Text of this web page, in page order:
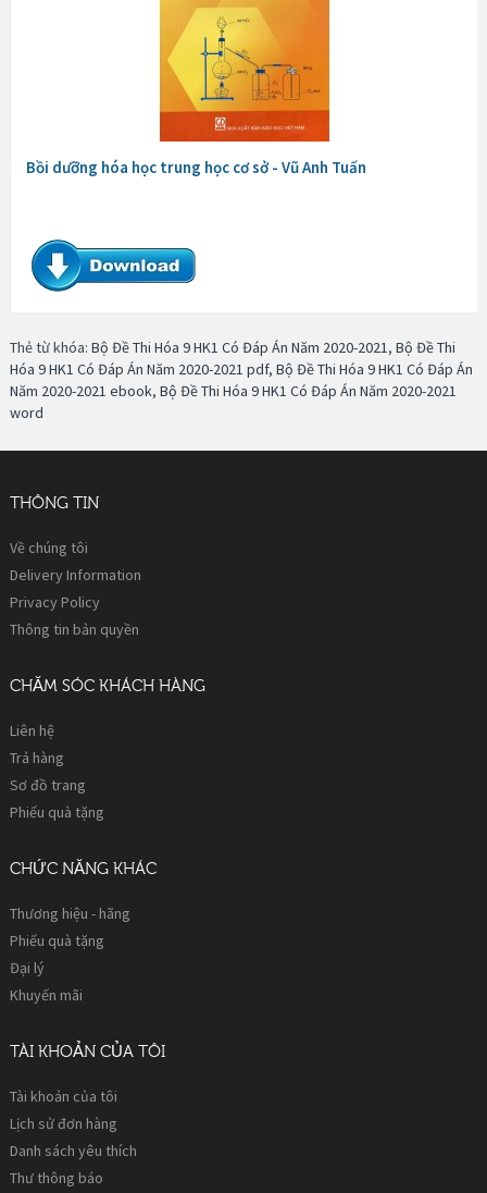
Bồi dưỡng hóa học trung học cơ sở - Vũ Anh Tuấn
Thẻ từ khóa: Bộ Đề Thi Hóa 9 HK1 Có Đáp Án Năm 2020-2021, Bộ Đề Thi
Hóa 9 HK1 Có Đáp Án Năm 2020-2021 pdf, Bộ Đề Thi Hóa 9 HK1 Có Đáp Án
Năm 2020-2021 ebook, Bộ Đề Thi Hóa 9 HK1 Có Đáp Án Năm 2020-2021
word
THÔNG TIN
Về chúng tôi
Delivery Information
Privacy Policy
Thông tin bản quyền
CHĂM SÓC KHÁCH HÀNG
Liên hệ
Trả hàng
Sơ đồ trang
Phiếu quà tặng
CHỨC NĂNG KHÁC
Thương hiệu - hãng
Phiếu quà tặng
Đại lý
Khuyến mãi
TÀI KHOẢN CỦA TÔI
Tài khoản của tôi
Lịch sử đơn hàng
Danh sách yêu thích
Thư thông báo